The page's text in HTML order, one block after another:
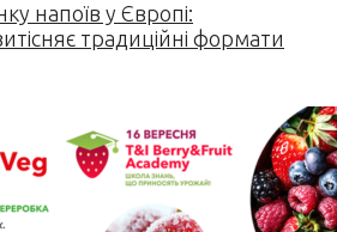
напоїв у Європі:
традиційні формати